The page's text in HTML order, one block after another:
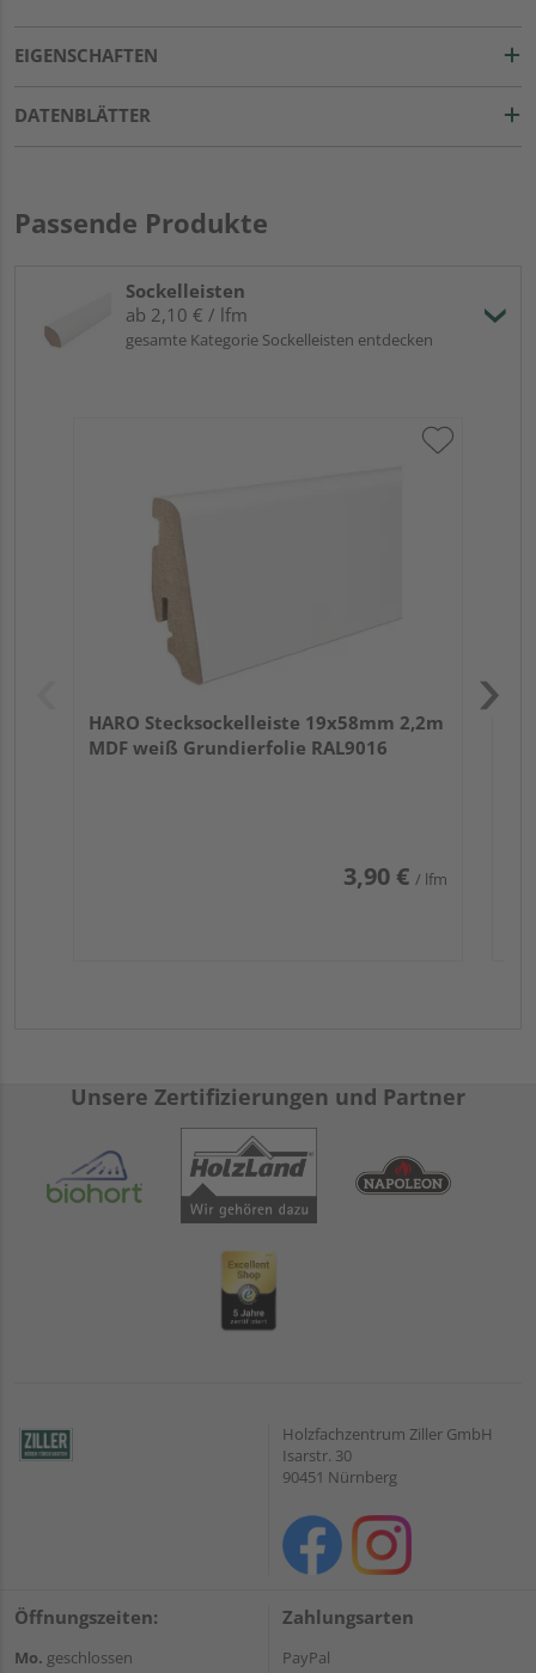
EIGENSCHAFTEN
DATENBLÄTTER
Passende Produkte
Sockelleisten
ab 2,10 € / lfm
gesamte Kategorie Sockelleisten entdecken
HARO Stecksockelleiste 19x58mm 2,2m
MDF weiß Grundierfolie RAL9016
3,90 € / lfm
Unsere Zertifizierungen und Partner
Holzfachzentrum Ziller GmbH
Isarstr. 30
90451 Nürnberg
Öffnungszeiten:
Mo. geschlossen
Zahlungsarten
PayPal